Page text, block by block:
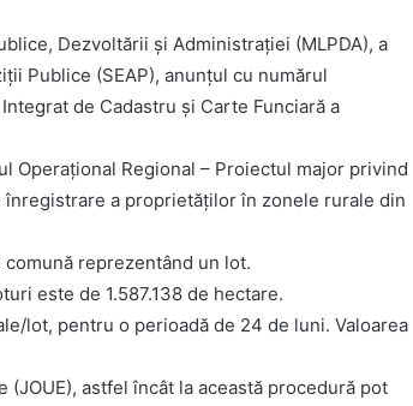
Dezvoltării și Administrației (MLPDA), a
Publice (SEAP), anunțul cu numărul
de Cadastru și Carte Funciară a
Operațional Regional – Proiectul major privind
a proprietăților în zonele rurale din
reprezentând un lot.
este de 1.587.138 de hectare.
lot, pentru o perioadă de 24 de luni. Valoarea
astfel încât la această procedură pot